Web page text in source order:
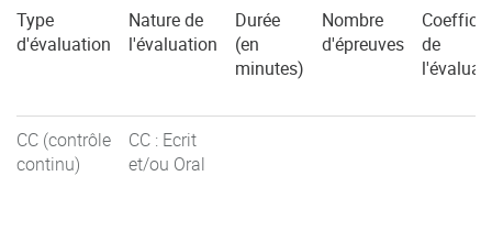
C5.5 : Piloter (R5-02 Coeff 1)
Type
d'évaluation
Nature de
l'évaluation
Durée
(en
minutes)
Nombre
d'épreuves
de
CC (contrôle
continu)
CC : Ecrit
et/ou Oral